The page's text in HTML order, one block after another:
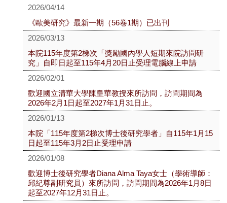
2026/04/14
《歐美研究》最新一期（56卷1期）已出刊
2026/03/13
本院115年度第2梯次「獎勵國內學人短期來院訪問研
究」自即日起至115年4月20日止受理電腦線上申請
2026/02/01
歡迎國立清華大學陳皇華教授來所訪問，訪問期間為
2026年2月1日起至2027年1月31日止。
2026/01/13
本院「115年度第2梯次博士後研究學者」自115年1月15
日起至115年3月2日止受理申請
2026/01/08
歡迎博士後研究學者Diana Alma Taya女士（學術導師：
邱紀尊副研究員）來所訪問，訪問期間為2026年1月8日
起至2027年12月31日止。